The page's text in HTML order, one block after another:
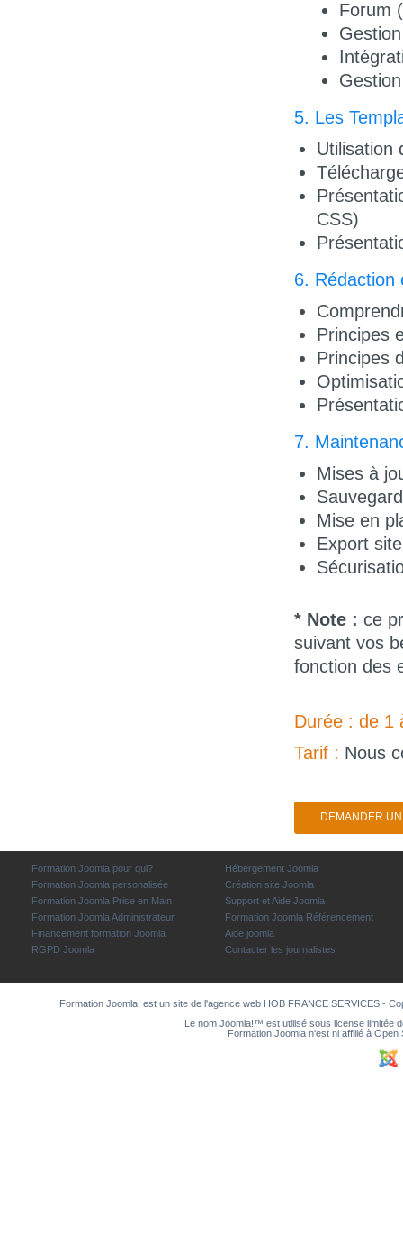
Forum
5. Les
Utilisation
CSS)
6. Rédaction
Principes
Principes
7.
Mises à
Mise en
Export
* Note : ce
suivant vos
fonction des
Durée : de 1
Tarif : Nous
DEMANDER
Formation Joomla pour qui?
Formation Joomla personalisée
Formation Joomla Prise en Main
Formation Joomla Administrateur
Financement formation Joomla
RGPD Joomla
Hébergement Joomla
Création site Joomla
Support et Aide Joomla
Formation Joomla Référencement
Aide joomla
Contacter les journalistes
Formation Joomla! est un site de l'agence web HOB FRANCE SERVICES-
Le nom Joomla!™ est utilisé sous license limitée
Formation Joomla n'est ni affilié à